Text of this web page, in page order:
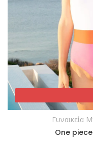
Γυναικεία
One